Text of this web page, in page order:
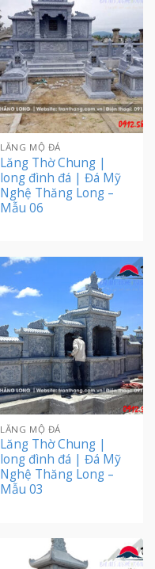
LĂNG MỘ ĐÁ
Lăng Thờ Chung |
long đình đá | Đá Mỹ
Nghệ Thăng Long –
Mẫu 06
LĂNG MỘ ĐÁ
Lăng Thờ Chung |
long đình đá | Đá Mỹ
Nghệ Thăng Long –
Mẫu 03